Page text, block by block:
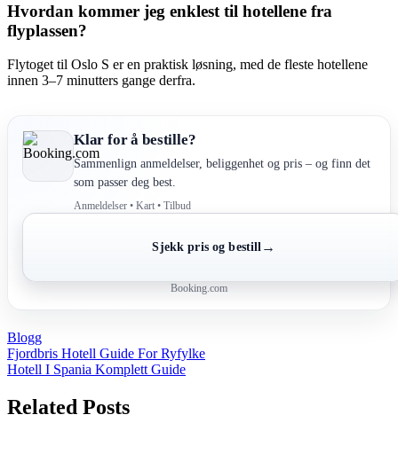
Hvordan kommer jeg enklest til hotellene fra
flyplassen?
Flytoget til Oslo S er en praktisk løsning, med de fleste hotellene
innen 3–7 minutters gange derfra.
Klar for å bestille?
Sammenlign anmeldelser, beliggenhet og pris – og finn det
som passer deg best.
Anmeldelser • Kart • Tilbud
Sjekk pris og bestill →
Booking.com
Blogg
Post
navigation
Fjordbris Hotell Guide For Ryfylke
Hotell I Spania Komplett Guide
Related Posts